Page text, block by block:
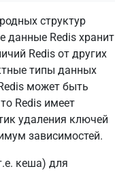
структур
данные Redis хранит
Redis от других
типы данных
может быть
Redis имеет
удаления ключей
зависимостей.
кеша) для